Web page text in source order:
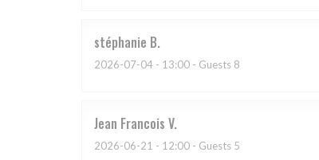
stéphanie B
2026-07-04 - 13:00 - Guests 8
Jean Francois V
2026-06-21 - 12:00 - Guests 5